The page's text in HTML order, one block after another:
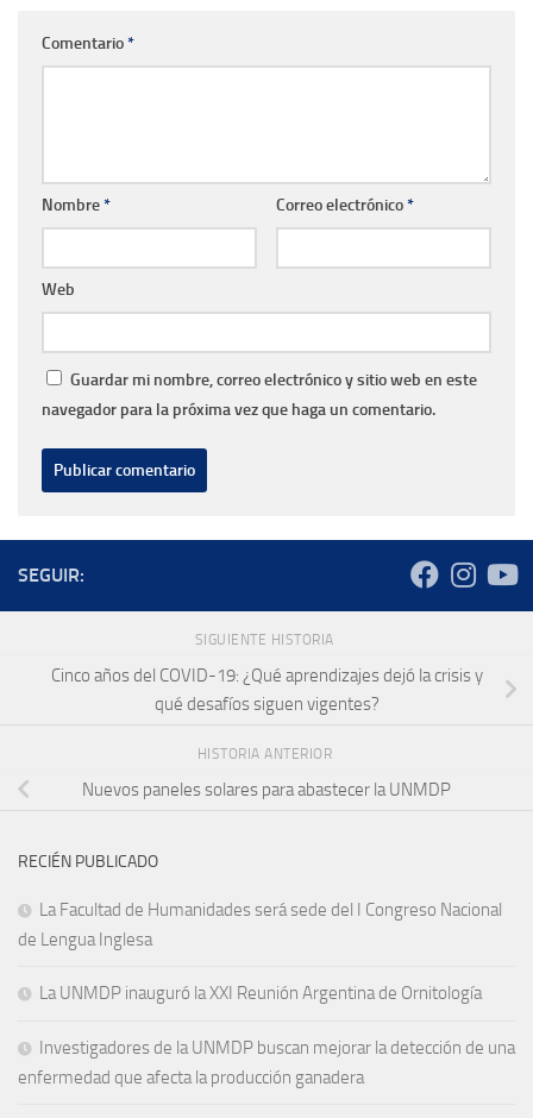
Comentario*
Nombre* Correo electrónico*
Web
Guardar mi nombre, correo electrónico y sitio web en este
navegador para la próxima vez que haga un comentario.
SEGUIR:
SIGUIENTE HISTORIA
Cinco años del COVID-19: ¿Qué aprendizajes dejó la crisis y
qué desafíos siguen vigentes?
HISTORIA ANTERIOR
Nuevos paneles solares para abastecer la UNMDP
RECIÉN PUBLICADO
La Facultad de Humanidades será sede del I Congreso Nacional
de Lengua Inglesa
La UNMDP inauguró la XXI Reunión Argentina de Ornitología
Investigadores de la UNMDP buscan mejorar la detección de una
enfermedad que afecta la producción ganadera